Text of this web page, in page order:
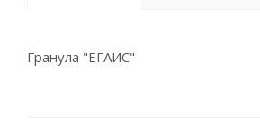
Гранула "ЕГАИС"